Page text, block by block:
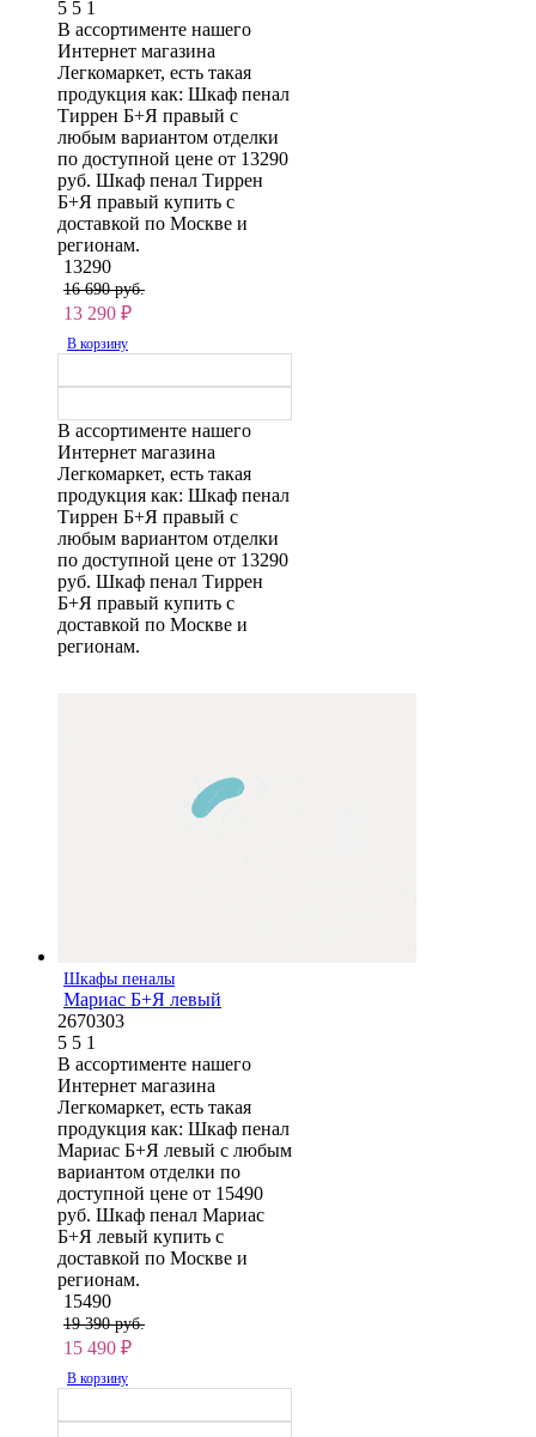
5 5 1
В ассортименте нашего
Интернет магазина
Легкомаркет, есть такая
продукция как: Шкаф пенал
Тиррен Б+Я правый с
любым вариантом отделки
по доступной цене от 13290
руб. Шкаф пенал Тиррен
Б+Я правый купить с
доставкой по Москве и
регионам.
13290
16 690 руб.
13 290 ₽
В корзину
В ассортименте нашего
Интернет магазина
Легкомаркет, есть такая
продукция как: Шкаф пенал
Тиррен Б+Я правый с
любым вариантом отделки
по доступной цене от 13290
руб. Шкаф пенал Тиррен
Б+Я правый купить с
доставкой по Москве и
регионам.
Шкафы пеналы
Мариас Б+Я левый
2670303
5 5 1
В ассортименте нашего
Интернет магазина
Легкомаркет, есть такая
продукция как: Шкаф пенал
Мариас Б+Я левый с любым
вариантом отделки по
доступной цене от 15490
руб. Шкаф пенал Мариас
Б+Я левый купить с
доставкой по Москве и
регионам.
15490
19 390 руб.
15 490 ₽
В корзину